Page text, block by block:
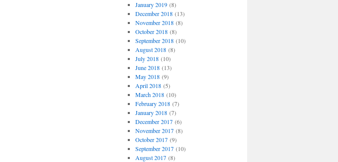
January 2019(8)
December 2018(13)
November 2018(8)
October 2018(8)
September 2018(10)
August 2018(8)
July 2018(10)
June 2018(13)
May 2018(9)
April 2018(5)
March 2018(10)
February 2018(7)
January 2018(7)
December 2017(6)
November 2017(8)
October 2017(9)
September 2017(10)
August 2017(8)